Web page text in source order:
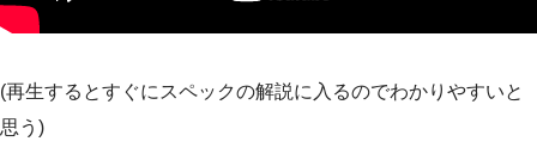
(再生するとすぐにスペックの解説に入るのでわかりやすいと
思う)